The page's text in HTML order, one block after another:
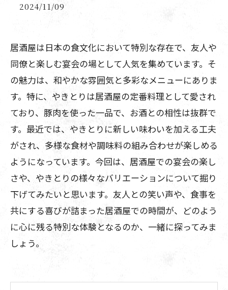
2024/11/09
居酒屋は日本の食文化において特別な存在で、友人や
同僚と楽しむ宴会の場として人気を集めています。そ
の魅力は、和やかな雰囲気と多彩なメニューにありま
す。特に、やきとりは居酒屋の定番料理として愛され
ており、豚肉を使った一品で、お酒との相性は抜群で
す。最近では、やきとりに新しい味わいを加える工夫
がされ、多様な食材や調味料の組み合わせが楽しめる
ようになっています。今回は、居酒屋での宴会の楽し
さや、やきとりの様々なバリエーションについて掘り
下げてみたいと思います。友人との笑い声や、食事を
共にする喜びが詰まった居酒屋での時間が、どのよう
に心に残る特別な体験となるのか、一緒に探ってみま
しょう。